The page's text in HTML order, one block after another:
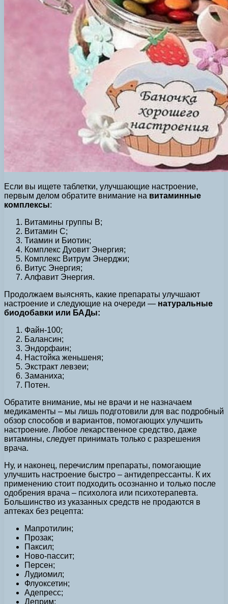
Если вы ищете таблетки, улучшающие настроение,
первым делом обратите внимание на витаминные
комплексы:
Витамины группы В;
Витамин С;
Тиамин и Биотин;
Комплекс Дуовит Энергия;
Комплекс Витрум Энерджи;
Витус Энергия;
Алфавит Энергия.
Продолжаем выяснять, какие препараты улучшают
настроение и следующие на очереди — натуральные
биодобавки или БАДы:
Файн-100;
Балансин;
Эндорфаин;
Настойка женьшеня;
Экстракт левзеи;
Заманиха;
Потен.
Обратите внимание, мы не врачи и не назначаем
медикаменты – мы лишь подготовили для вас подробный
обзор способов и вариантов, помогающих улучшить
настроение. Любое лекарственное средство, даже
витамины, следует принимать только с разрешения
врача.
Ну, и наконец, перечислим препараты, помогающие
улучшить настроение быстро – антидепрессанты. К их
применению стоит подходить осознанно и только после
одобрения врача – психолога или психотерапевта.
Большинство из указанных средств не продаются в
аптеках без рецепта:
Мапротилин;
Прозак;
Паксил;
Ново-пассит;
Персен;
Лудиомил;
Флуоксетин;
Адепресс;
Деприм;